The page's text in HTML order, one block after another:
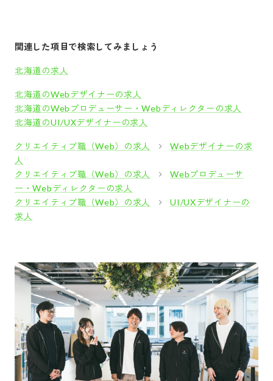
関連した項目で検索してみましょう
北海道の求人
北海道のWebデザイナーの求人
北海道のWebプロデューサー・Webディレクターの求人
北海道のUI/UXデザイナーの求人
クリエイティブ職（Web）の求人
Webデザイナーの求
人
クリエイティブ職（Web）の求人
Webプロデューサ
ー・Webディレクターの求人
クリエイティブ職（Web）の求人
UI/UXデザイナーの
求人